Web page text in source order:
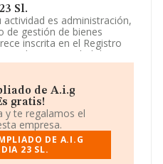
Sl.
es administración,
de gestión de bienes
inscrita en el Registro
La actividad de
a 'Alquiler de bienes
en mercados exteriores.
Intermedia 23 S.L
en Calle Antilla núm.
País Vasco.
que dispone INFORMA
de A.i.g
gratis!
y te regalamos el
empresa.
DE A.I.G
23 SL.